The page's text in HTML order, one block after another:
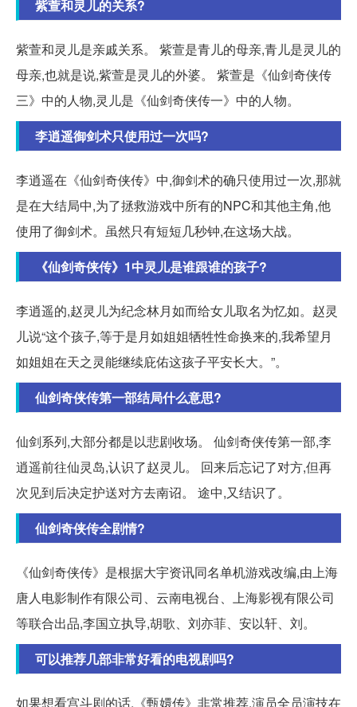
紫萱和灵儿的关系?
紫萱和灵儿是亲戚关系。 紫萱是青儿的母亲,青儿是灵儿的
母亲,也就是说,紫萱是灵儿的外婆。 紫萱是《仙剑奇侠传
三》中的人物,灵儿是《仙剑奇侠传一》中的人物。
李逍遥御剑术只使用过一次吗?
李逍遥在《仙剑奇侠传》中,御剑术的确只使用过一次,那就
是在大结局中,为了拯救游戏中所有的NPC和其他主角,他
使用了御剑术。虽然只有短短几秒钟,在这场大战。
《仙剑奇侠传》1中灵儿是谁跟谁的孩子?
李逍遥的,赵灵儿为纪念林月如而给女儿取名为忆如。赵灵
儿说“这个孩子,等于是月如姐姐牺牲性命换来的,我希望月
如姐姐在天之灵能继续庇佑这孩子平安长大。”。
仙剑奇侠传第一部结局什么意思?
仙剑系列,大部分都是以悲剧收场。 仙剑奇侠传第一部,李
逍遥前往仙灵岛,认识了赵灵儿。 回来后忘记了对方,但再
次见到后决定护送对方去南诏。 途中,又结识了。
仙剑奇侠传全剧情?
《仙剑奇侠传》是根据大宇资讯同名单机游戏改编,由上海
唐人电影制作有限公司、云南电视台、上海影视有限公司
等联合出品,李国立执导,胡歌、刘亦菲、安以轩、刘。
可以推荐几部非常好看的电视剧吗?
如果想看宫斗剧的话,《甄嬛传》非常推荐,演员全员演技在